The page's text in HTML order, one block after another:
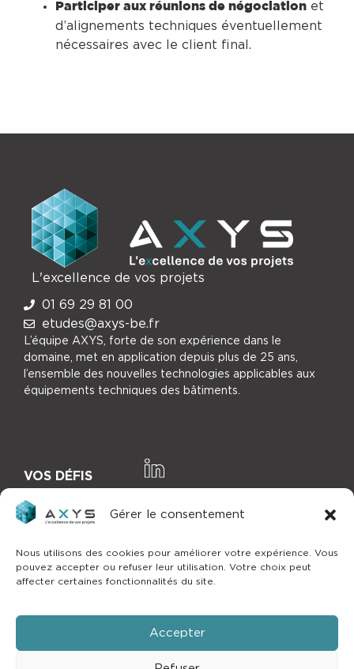
Gérer le consentement
Nous utilisons des cookies pour améliorer votre expérience. Vous
pouvez accepter ou refuser leur utilisation. Votre choix peut
affecter certaines fonctionnalités du site.
Accepter
Participer aux réunions de négociation et
d’alignements techniques éventuellement
nécessaires avec le client final.
L'excellence de vos projets
01 69 29 81 00
etudes@axys-be.fr
L’équipe AXYS, forte de son expérience dans le
domaine, met en application depuis plus de 25 ans,
l’ensemble des nouvelles technologies applicables aux
équipements techniques des bâtiments.
VOS DÉFIS
NOTRE EXPERTISE
NOS RÉFÉRENCES
ACTUALITÉS